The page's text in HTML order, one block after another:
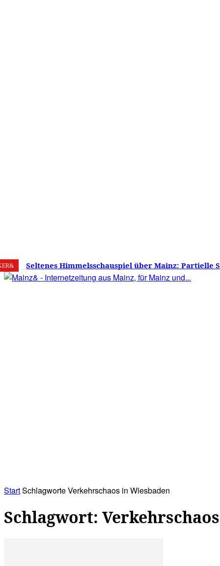
6. August 2026 29 Mainz
Seltenes Himmelsschauspiel über Mainz: Partielle
am 12. August 2026 – Sonne zu etwa 88 Prozent
StartSchlagworteVerkehrschaos in Wiesbaden
Schlagwort: